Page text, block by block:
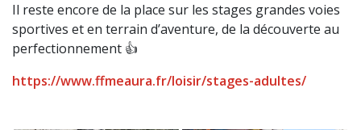
Il reste encore de la place sur les stages grandes voies
sportives et en terrain d’aventure, de la découverte au
perfectionnement 👍
https://www.ffmeaura.fr/loisir/stages-adultes/